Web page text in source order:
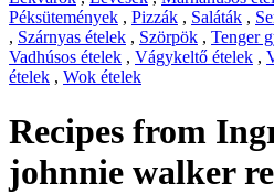
Péksütemények , Pizzák , Saláták ,
, Szárnyas ételek , Szörpök , Tenger
Vadhúsos ételek , Vágykeltő ételek ,
ételek , Wok ételek
Recipes from
johnnie walker